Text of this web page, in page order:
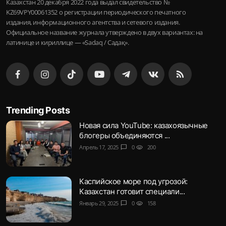
Казахстан 20 декабря 2022 года выдал свидетельство №
KZ69VPY00061352 о регистрации периодического печатного
издания, информационного агентства и сетевого издания.
Официальное название журнала утверждено в двух вариантах: на
латинице и кириллице — «Sadaq / Садақ».
Trending Posts
Новая сила YouTube: казахоязычные
блогеры объединяются ...
Апрель 17, 2025 chat_bubble 0 visibility 200
Каспийское море под угрозой:
Казахстан готовит специали...
Январь 29, 2025 chat_bubble 0 visibility 158